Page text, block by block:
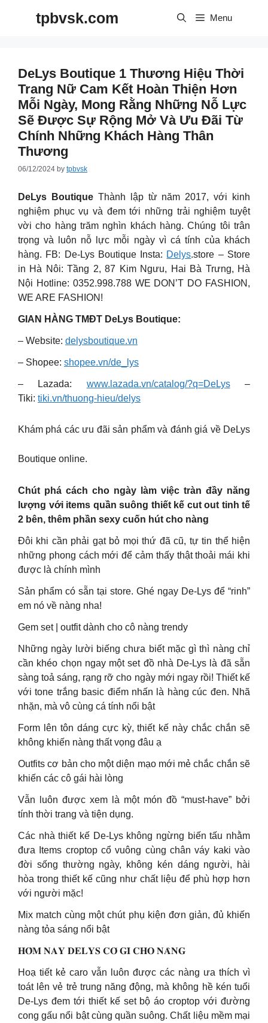
tpbvsk.com Menu
DeLys Boutique 1 Thương Hiệu Thời
Trang Nữ Cam Kết Hoàn Thiện Hơn
Mỗi Ngày, Mong Rằng Những Nỗ Lực
Sẽ Được Sự Rộng Mở Và Ưu Đãi Từ
Chính Những Khách Hàng Thân
Thương
06/12/2024 by tpbvsk
DeLys BoutiqueThành lập từ năm 2017, với kinh
nghiệm phục vụ và đem tới những trải nghiệm tuyệt
vời cho hàng trăm nghìn khách hàng. Chúng tôi trân
trọng và luôn nỗ lực mỗi ngày vì cá tính của khách
hàng. FB: De-Lys Boutique Insta: Delys.store – Store
in Hà Nôi: Tầng 2, 87 Kim Ngưu, Hai Bà Trưng, Hà
Nội ️Hotline: 0352.998.788 WE DON’T DO FASHION,
WE ARE FASHION!
GIAN HÀNG TMĐT DeLys Boutique:
– Website: delysboutique.vn
– Shopee: shopee.vn/de_lys
– Lazada: www.lazada.vn/catalog/?q=DeLys–
Tiki: tiki.vn/thuong-hieu/delys
Khám phá các ưu đãi sản phẩm và đánh giá về DeLys
Boutique online.
Chút phá cách cho ngày làm việc tràn đầy năng
lượng với items quần suông thiết kế cut out tinh tế
2 bên, thêm phần sexy cuốn hút cho nàng
Đôi khi cần phải gạt bỏ mọi thứ đã cũ, tự tin thể hiện
những phong cách mới để cảm thấy thật thoải mái khi
được là chính mình
Sản phẩm có sẵn tại store. Ghé ngay De-Lys để “rinh”
em nó về nàng nha!
Gem set | outfit dành cho cô nàng trendy
Những ngày lười biếng chưa biết mặc gì thì nàng chỉ
cần khéo chọn ngay một set đồ nhà De-Lys là đã sẵn
sàng toả sáng, rạng rỡ cho ngày mới ngay rồi! Thiết kế
với tone trắng basic điểm nhấn là hàng cúc đen. Nhã
nhặn, mà vô cùng cá tính nổi bật
Form lên tôn dáng cực kỳ, thiết kế này chắc chắn sẽ
không khiến nàng thất vọng đâu ạ
Outfits cơ bản cho một diện mạo mới mẻ chắc chắn sẽ
khiến các cô gái hài lòng
Vẫn luôn được xem là một món đồ “must-have” bởi
tính thời trang và tiện dụng.
Các nhà thiết kế De-Lys không ngừng biến tấu nhằm
đưa Items croptop cổ vuông cùng chân váy kaki vào
đời sống thường ngày, không kén dáng người, hài
hòa trong thiết kế cũng như chất liệu để phù hợp hơn
với người mặc!
Mix match cùng một chút phụ kiện đơn giản, đủ khiến
nàng tỏa sáng nổi bật
𝐇𝐎̂𝐌 𝐍𝐀𝐘 𝐃𝐄𝐋𝐘𝐒 𝐂𝐎́ 𝐆𝐈̀ 𝐂𝐇𝐎 𝐍𝐀̀𝐍𝐆
Hoạ tiết kẻ caro vẫn luôn được các nàng ưa thích vì
toát lên vẻ trẻ trung năng động, mà không hề kén tuổi
De-Lys đem tới thiết kế set bộ áo croptop với đường
cong gấu nổi bật cùng quần suông. Chất liệu mềm mại